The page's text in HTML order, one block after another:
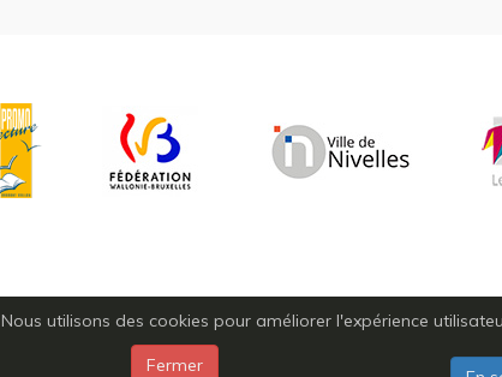
Nous utilisons des cookies pour améliorer l'expérience
Fermer